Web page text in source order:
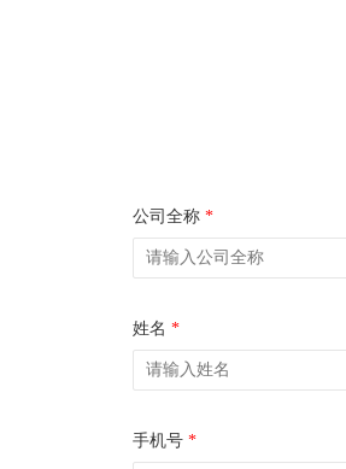
公司全称 *
姓名 *
手机号 *